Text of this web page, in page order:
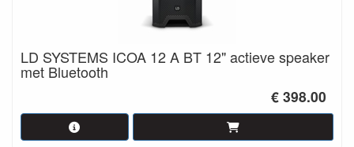
LD SYSTEMS ICOA 12 A BT 12" actieve speaker
met Bluetooth
€ 398.00